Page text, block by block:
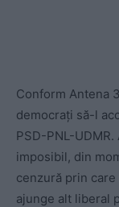
Conform Antena
democrați să-l
PSD-PNL-
imposibil, din
cenzură prin
ajunge alt liberal